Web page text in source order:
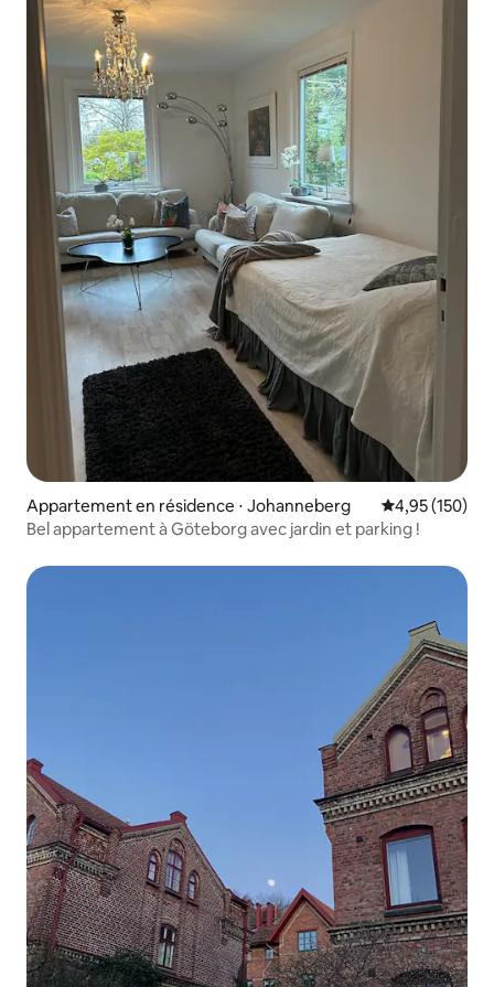
Appartement en résidence ⋅ Johanneberg Évaluation
4,95 (150)
Bel appartement à Göteborg avec jardin et parking !